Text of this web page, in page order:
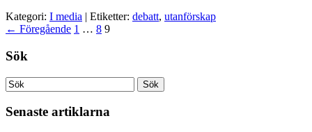
Kategori: I media | Etiketter: debatt, utanförskap
← Föregående 1 … 8 9
Sök
Senaste artiklarna